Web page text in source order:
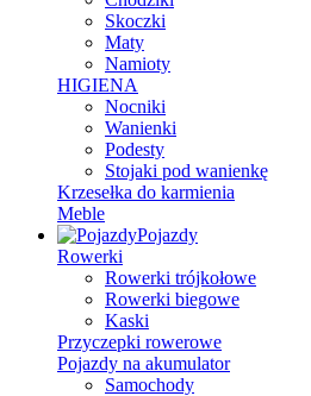
Skoczki
Maty
Namioty
HIGIENA
Nocniki
Wanienki
Podesty
Stojaki pod wanienkę
Krzesełka do karmienia
Meble
Pojazdy
Rowerki
Rowerki trójkołowe
Rowerki biegowe
Kaski
Przyczepki rowerowe
Pojazdy na akumulator
Samochody